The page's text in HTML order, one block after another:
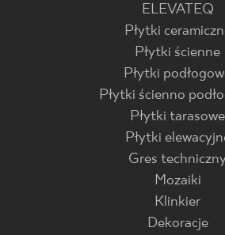
ELEVATEQ
Płytki
Płytki ścienne
Płytki
Płytki ścienno
Płytki tarasowe
Płytki
Gres
Mozaiki
Klinkier
Dekoracje